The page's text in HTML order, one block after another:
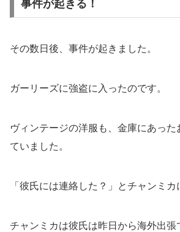
事件が起きる！
その数日後、事件が起きました。
ガーリーズに強盗に入ったのです。
ヴィンテージの洋服も、金庫にあっ
ていました。
「彼氏には連絡した？」とチャンミカ
チャンミカは彼氏は昨日から海外出張